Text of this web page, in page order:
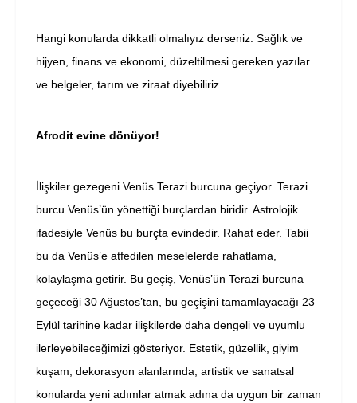
Hangi konularda dikkatli olmalıyız derseniz: Sağlık ve
hijyen, finans ve ekonomi, düzeltilmesi gereken yazılar
ve belgeler, tarım ve ziraat diyebiliriz.
Afrodit evine dönüyor!
İlişkiler gezegeni Venüs Terazi burcuna geçiyor. Terazi
burcu Venüs’ün yönettiği burçlardan biridir. Astrolojik
ifadesiyle Venüs bu burçta evindedir. Rahat eder. Tabii
bu da Venüs’e atfedilen meselelerde rahatlama,
kolaylaşma getirir. Bu geçiş, Venüs’ün Terazi burcuna
geçeceği 30 Ağustos’tan, bu geçişini tamamlayacağı 23
Eylül tarihine kadar ilişkilerde daha dengeli ve uyumlu
ilerleyebileceğimizi gösteriyor. Estetik, güzellik, giyim
kuşam, dekorasyon alanlarında, artistik ve sanatsal
konularda yeni adımlar atmak adına da uygun bir zaman